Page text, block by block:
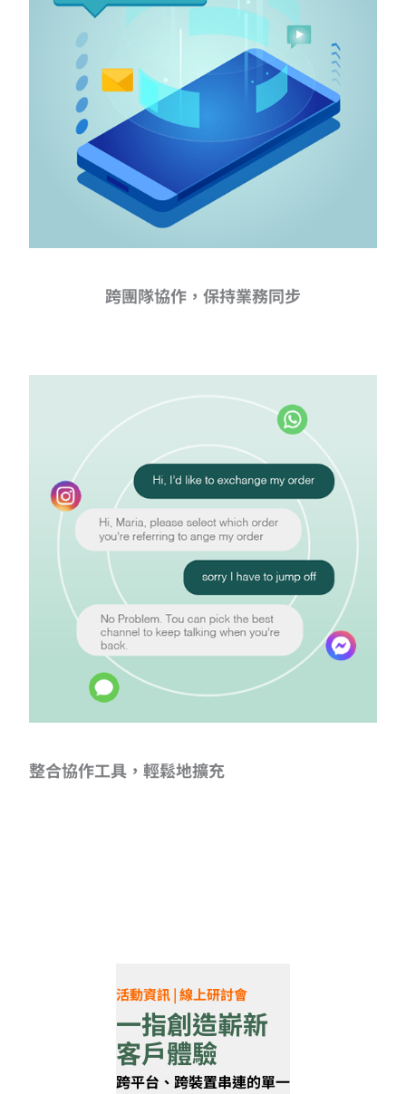
跨團隊協作，保持業務同步
整合協作工具，輕鬆地擴充
活動資訊 | 線上研討會
一指創造嶄新
客戶體驗
跨平台、跨裝置串連的單一